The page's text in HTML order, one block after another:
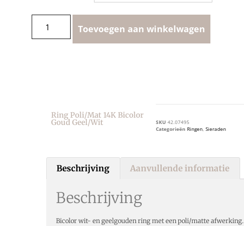
Toevoegen aan winkelwagen
Ring Poli/mat 14K Bicolor
Goud Geel/wit SKU 42.07495
Categorieën Ringen, Sieraden
Beschrijving Aanvullende informatie
Beschrijving
Bicolor wit- en geelgouden ring met een poli/matte afwerking.